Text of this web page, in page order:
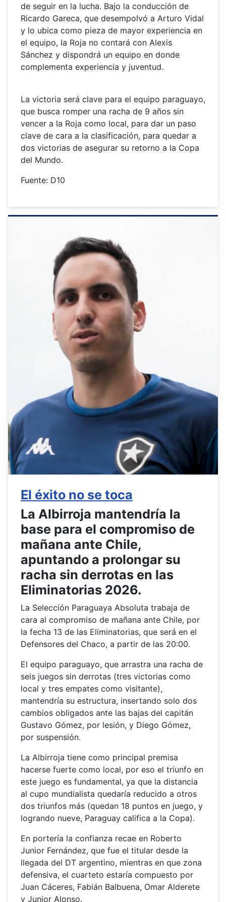
de seguir en la lucha. Bajo la conducción de
Ricardo Gareca, que desempolvó a Arturo Vidal
y lo ubica como pieza de mayor experiencia en
el equipo, la Roja no contará con Alexis
Sánchez y dispondrá un equipo en donde
complementa experiencia y juventud.
La victoria será clave para el equipo paraguayo,
que busca romper una racha de 9 años sin
vencer a la Roja como local, para dar un paso
clave de cara a la clasificación, para quedar a
dos victorias de asegurar su retorno a la Copa
del Mundo.
Fuente: D10
El éxito no se toca
La Albirroja mantendría la
base para el compromiso de
mañana ante Chile,
apuntando a prolongar su
racha sin derrotas en las
Eliminatorias 2026.
La Selección Paraguaya Absoluta trabaja de
cara al compromiso de mañana ante Chile, por
la fecha 13 de las Eliminatorias, que será en el
Defensores del Chaco, a partir de las 20:00.
El equipo paraguayo, que arrastra una racha de
seis juegos sin derrotas (tres victorias como
local y tres empates como visitante),
mantendría su estructura, insertando solo dos
cambios obligados ante las bajas del capitán
Gustavo Gómez, por lesión, y Diego Gómez,
por suspensión.
La Albirroja tiene como principal premisa
hacerse fuerte como local, por eso el triunfo en
este juego es fundamental, ya que la distancia
al cupo mundialista quedaría reducido a otros
dos triunfos más (quedan 18 puntos en juego, y
logrando nueve, Paraguay califica a la Copa).
En portería la confianza recae en Roberto
Junior Fernández, que fue el titular desde la
llegada del DT argentino, mientras en que zona
defensiva, el cuarteto estaría compuesto por
Juan Cáceres, Fabián Balbuena, Omar Alderete
y Junior Alonso.